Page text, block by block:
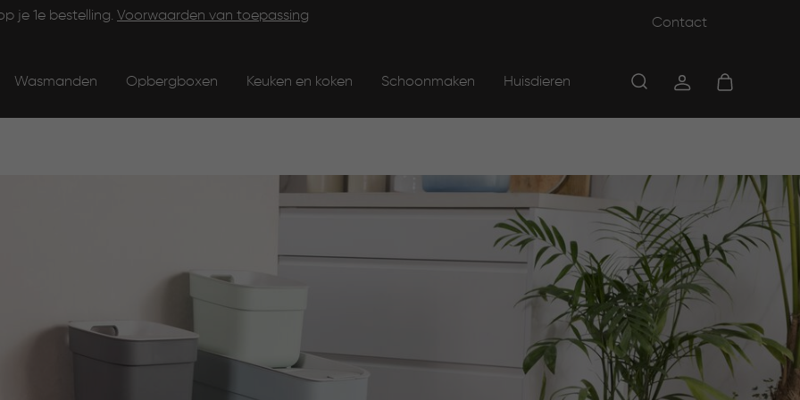
je 1e bestelling. Voorwaarden van toepassing Contact
Wasmanden Opbergboxen Keuken en koken Schoonmaken Huisdieren